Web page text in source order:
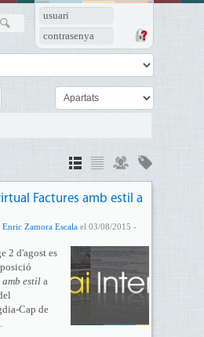
usuari
contrasenya
Factures amb estil a
Enric Zamora Escalael 03/08/2015 -
2 d'agost es
estil a
Cap de